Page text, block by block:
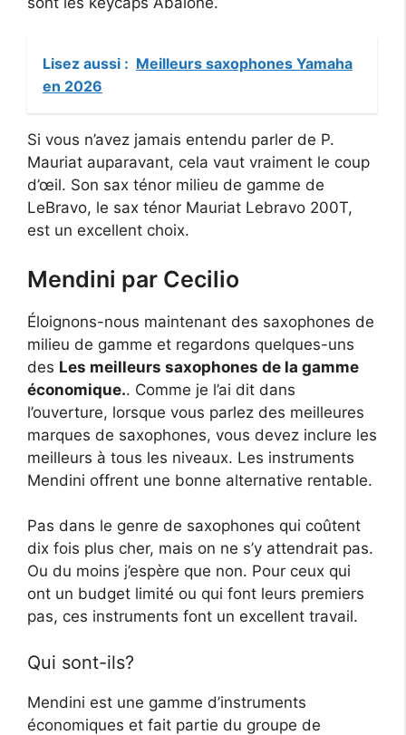
Lisez aussi : Meilleurs saxophones Yamaha
en 2026
Si vous n’avez jamais entendu parler de P.
Mauriat auparavant, cela vaut vraiment le coup
d’œil. Son sax ténor milieu de gamme de
LeBravo, le sax ténor Mauriat Lebravo 200T,
est un excellent choix.
Mendini par Cecilio
Éloignons-nous maintenant des saxophones de
milieu de gamme et regardons quelques-uns
des Les meilleurs saxophones de la gamme
économique.. Comme je l’ai dit dans
l’ouverture, lorsque vous parlez des meilleures
marques de saxophones, vous devez inclure les
meilleurs à tous les niveaux. Les instruments
Mendini offrent une bonne alternative rentable.
Pas dans le genre de saxophones qui coûtent
dix fois plus cher, mais on ne s’y attendrait pas.
Ou du moins j’espère que non. Pour ceux qui
ont un budget limité ou qui font leurs premiers
pas, ces instruments font un excellent travail.
Qui sont-ils?
Mendini est une gamme d’instruments
économiques et fait partie du groupe de